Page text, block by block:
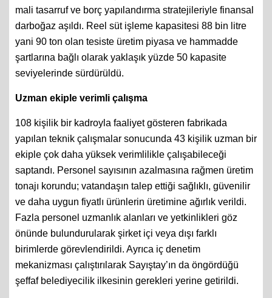
mali tasarruf ve borç yapılandırma stratejileriyle finansal
darboğaz aşıldı. Reel süt işleme kapasitesi 88 bin litre
yani 90 ton olan tesiste üretim piyasa ve hammadde
şartlarına bağlı olarak yaklaşık yüzde 50 kapasite
seviyelerinde sürdürüldü.
Uzman ekiple verimli çalışma
108 kişilik bir kadroyla faaliyet gösteren fabrikada
yapılan teknik çalışmalar sonucunda 43 kişilik uzman bir
ekiple çok daha yüksek verimlilikle çalışabileceği
saptandı. Personel sayısının azalmasına rağmen üretim
tonajı korundu; vatandaşın talep ettiği sağlıklı, güvenilir
ve daha uygun fiyatlı ürünlerin üretimine ağırlık verildi.
Fazla personel uzmanlık alanları ve yetkinlikleri göz
önünde bulundurularak şirket içi veya dışı farklı
birimlerde görevlendirildi. Ayrıca iç denetim
mekanizması çalıştırılarak Sayıştay’ın da öngördüğü
şeffaf belediyecilik ilkesinin gerekleri yerine getirildi.